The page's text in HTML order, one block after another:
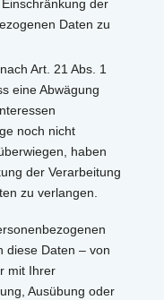
der
Daten zu
Art. 21 Abs. 1
eine Abwägung
noch nicht
haben
der Verarbeitung
zu verlangen.
diese Daten – von
mit Ihrer
Ausübung oder